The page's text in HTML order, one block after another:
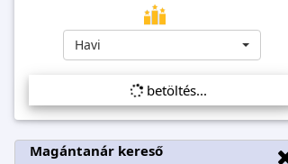
Havi
betöltés...
Magántanár kereső